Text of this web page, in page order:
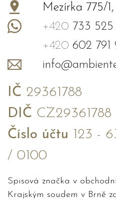
Mezírka 775/
+420 733 525
+420 602 791
IČ 29361788
DIČ CZ29361788
Číslo účtu 123 -
/ 0100
Spisová značka v
Krajským soudem v Brně